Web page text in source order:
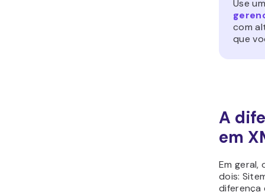
Use
com
que
A
em
Em geral,
dois:
diferença